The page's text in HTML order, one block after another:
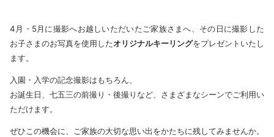
4月・5月に撮影へお越しいただいたご家族さまへ、その日に撮影した
お子さまのお写真を使用したオリジナルキーリングをプレゼントいたし
ます。
入園・入学の記念撮影はもちろん、
お誕生日、七五三の前撮り・後撮りなど、さまざまなシーンでご利用い
ただけます。
ぜひこの機会に、ご家族の大切な思い出をかたちに残してみませんか。